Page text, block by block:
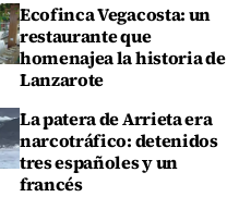
Ecofinca Vegacosta: un
restaurante que
homenajea la historia de
Lanzarote
La patera de Arrieta era
narcotráfico: detenidos
tres españoles y un
francés